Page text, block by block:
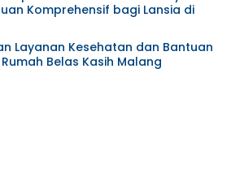
Komprehensif bagi Lansia di
Layanan Kesehatan dan Bantuan
Belas Kasih Malang